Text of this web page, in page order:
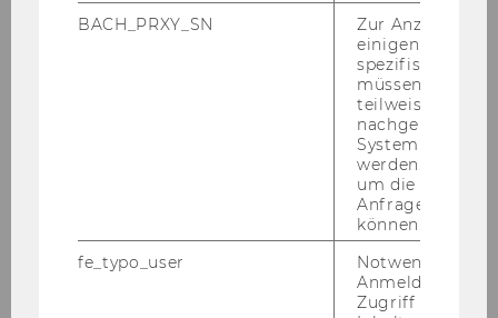
MOORE con­nect
Mitarbeiter/-innen
BACH_PRXY_SN
Zur Anzeige von
einigen WU-
spezifischen
müssen
teilweise von
nachgelagerten
System
werden.
um die Antwort
Anfrage
können.
fe_typo_user
Notwendig für
Anmeldung und
Zugriff auf